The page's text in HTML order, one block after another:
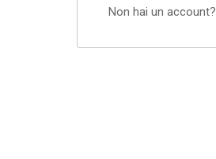
Non hai un account?